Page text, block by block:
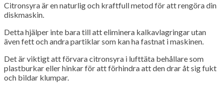
Citronsyra är en naturlig och kraftfull metod för att rengöra din
diskmaskin.
Detta hjälper inte bara till att eliminera kalkavlagringar utan
även fett och andra partiklar som kan ha fastnat i maskinen.
Det är viktigt att förvara citronsyra i lufttäta behållare som
plastburkar eller hinkar för att förhindra att den drar åt sig fukt
och bildar klumpar.